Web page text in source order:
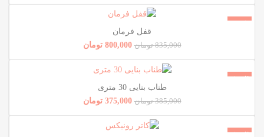
فروش!
قفل فرمان
835,000 تومان 800,000 تومان
فروش!
طناب بنایی 30 متری
385,000 تومان 375,000 تومان
فروش!